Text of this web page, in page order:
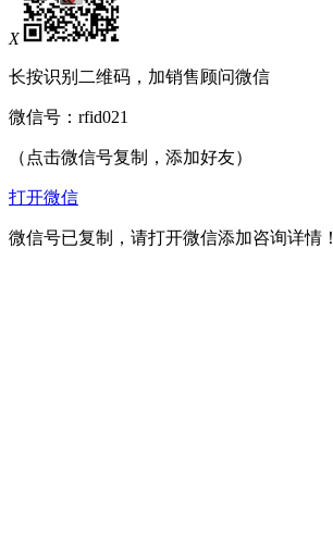
X
长按识别二维码，加销售顾问微信
微信号： rfid021
（点击微信号复制，添加好友）
打开微信
微信号已复制，请打开微信添加咨询详情！